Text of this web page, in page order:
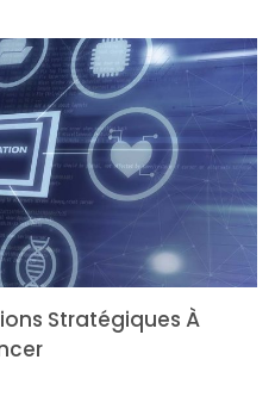
Stratégiques À